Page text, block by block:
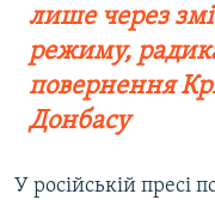
лише через
режиму,
повернення
Донбасу
У російській пресі